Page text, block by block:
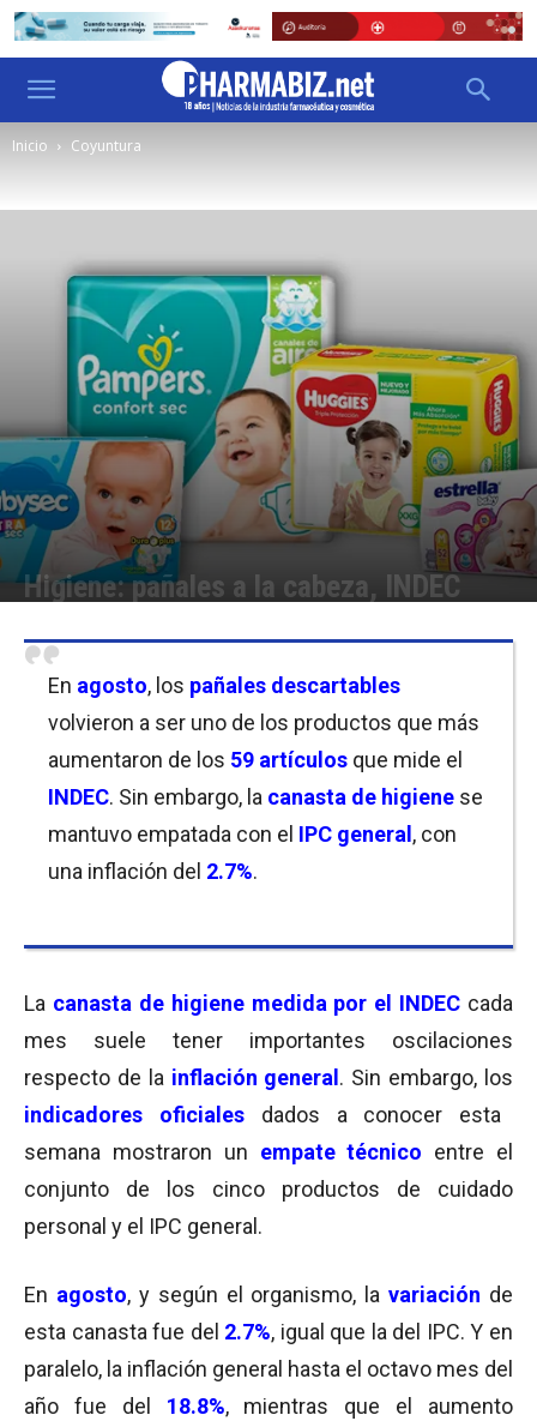
Inicio Coyuntura
Higiene: pañales a la cabeza, INDEC
En agosto, los pañales descartables
volvieron a ser uno de los productos que más
aumentaron de los 59 artículos que mide el
INDEC. Sin embargo, la canasta de higiene se
mantuvo empatada con el IPC general , con
una inflación del 2.7%.
La canasta de higiene medida por el INDEC cada
mes suele tener importantes oscilaciones
respecto de la inflación general . Sin embargo, los
indicadores oficiales
dados a conocer esta
semana mostraron un empate técnico entre el
conjunto de los cinco productos de cuidado
personal y el IPC general.
En agosto, y según el organismo, lavariación de
esta canasta fue del 2.7%, igual que la del IPC. Y en
paralelo, la inflación general hasta el octavo mes del
año fue del 18.8%, mientras que el aumento